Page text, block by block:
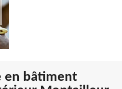
en bâtiment